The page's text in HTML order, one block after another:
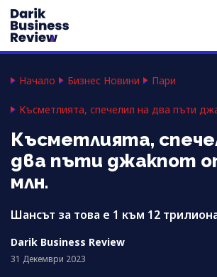
Начало Бизнес Новини Пари
Късметлията, спечелил на два пъти
Късметлията,
два пъти джакпот
млн.
Шансът за това е 1 към 12
Darik Business Review
31 Декември 2023